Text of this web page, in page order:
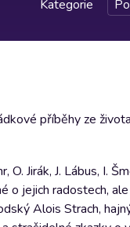
Kategorie
příběhy ze
O. Jirák, J. Lábus, I.
o jejich radostech,
Alois Strach,